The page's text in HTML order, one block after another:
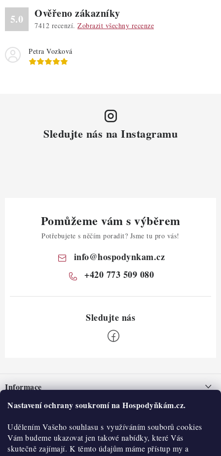
Nastavení ochrany soukromí na Hospodyňkám.cz.
Udělením Vašeho souhlasu s využíváním souborů cookies
Vám budeme ukazovat jen takové nabídky, které Vás
skutečně zajímají. K těmto údajům máme přístup my a
5.0 Ověřeno zákazníky
7412 recenzí. Zobrazit všechny recenze
Petra Vozková
Sledujte nás na Instagramu
Pomůžeme vám s výběrem
Potřebujete s něčím poradit? Jsme tu pro vás!
info@hospodynkam.cz
+420 773 509 080
pInformace
Nepřevzetí zásilky na dobírku
Obchodní podmínky
Hodnocení obchodu
O nás
Historie
O nákupu